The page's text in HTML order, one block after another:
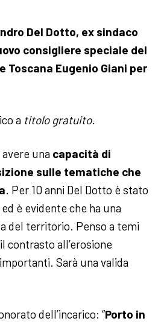
Del Dotto, ex sindaco
consigliere speciale del
Toscana Eugenio Giani per
a titolo gratuito.
avere una capacità di
sulle tematiche che
. Per 10 anni Del Dotto è stato
è evidente che ha una
del territorio. Penso a temi
contrasto all’erosione
Sarà una valida
dell’incarico: “Porto in